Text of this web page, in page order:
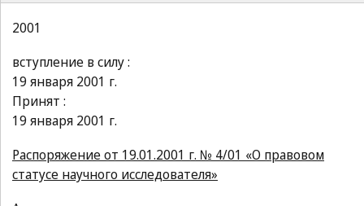
2001
вступление в силу :
19 января 2001 г.
Принят :
19 января 2001 г.
Распоряжение от 19.01.2001 г. № 4/01 «О правовом
статусе научного исследователя»